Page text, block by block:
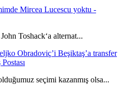
Mircea Lucescu yoktu -
Toshack‘a alternat...
Obradoviç’i Beşiktaş’a transfer
seçimi kazanmış olsa...